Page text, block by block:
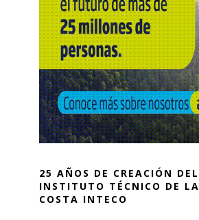
25 AÑOS DE CREACIÓN DEL
INSTITUTO TÉCNICO DE LA
COSTA INTECO